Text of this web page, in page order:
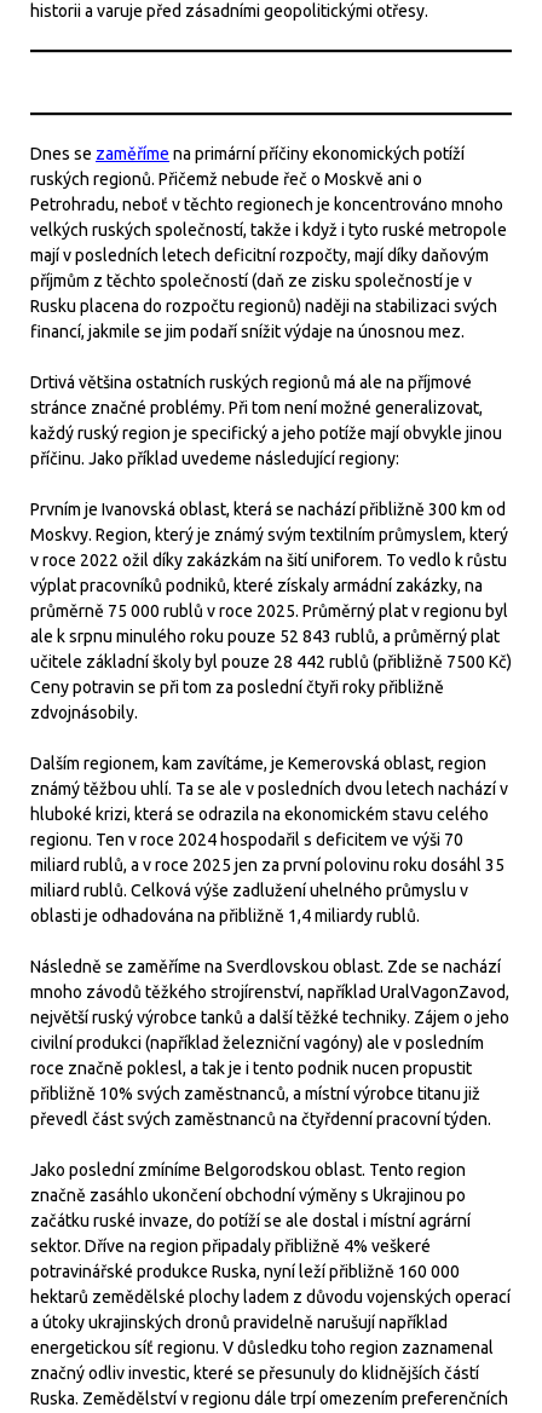
historii a varuje před zásadními geopolitickými otřesy.
Dnes se zaměříme na primární příčiny ekonomických potíží
ruských regionů. Přičemž nebude řeč o Moskvě ani o
Petrohradu, neboť v těchto regionech je koncentrováno mnoho
velkých ruských společností, takže i když i tyto ruské metropole
mají v posledních letech deficitní rozpočty, mají díky daňovým
příjmům z těchto společností (daň ze zisku společností je v
Rusku placena do rozpočtu regionů) naději na stabilizaci svých
financí, jakmile se jim podaří snížit výdaje na únosnou mez.
Drtivá většina ostatních ruských regionů má ale na příjmové
stránce značné problémy. Při tom není možné generalizovat,
každý ruský region je specifický a jeho potíže mají obvykle jinou
příčinu. Jako příklad uvedeme následující regiony:
Prvním je Ivanovská oblast, která se nachází přibližně 300 km od
Moskvy. Region, který je známý svým textilním průmyslem, který
v roce 2022 ožil díky zakázkám na šití uniforem. To vedlo k růstu
výplat pracovníků podniků, které získaly armádní zakázky, na
průměrně 75 000 rublů v roce 2025. Průměrný plat v regionu byl
ale k srpnu minulého roku pouze 52 843 rublů, a průměrný plat
učitele základní školy byl pouze 28 442 rublů (přibližně 7500 Kč)
Ceny potravin se při tom za poslední čtyři roky přibližně
zdvojnásobily.
Dalším regionem, kam zavítáme, je Kemerovská oblast, region
známý těžbou uhlí. Ta se ale v posledních dvou letech nachází v
hluboké krizi, která se odrazila na ekonomickém stavu celého
regionu. Ten v roce 2024 hospodařil s deficitem ve výši 70
miliard rublů, a v roce 2025 jen za první polovinu roku dosáhl 35
miliard rublů. Celková výše zadlužení uhelného průmyslu v
oblasti je odhadována na přibližně 1,4 miliardy rublů.
Následně se zaměříme na Sverdlovskou oblast. Zde se nachází
mnoho závodů těžkého strojírenství, například UralVagonZavod,
největší ruský výrobce tanků a další těžké techniky. Zájem o jeho
civilní produkci (například železniční vagóny) ale v posledním
roce značně poklesl, a tak je i tento podnik nucen propustit
přibližně 10% svých zaměstnanců, a místní výrobce titanu již
převedl část svých zaměstnanců na čtyřdenní pracovní týden.
Jako poslední zmíníme Belgorodskou oblast. Tento region
značně zasáhlo ukončení obchodní výměny s Ukrajinou po
začátku ruské invaze, do potíží se ale dostal i místní agrární
sektor. Dříve na region připadaly přibližně 4% veškeré
potravinářské produkce Ruska, nyní leží přibližně 160 000
hektarů zemědělské plochy ladem z důvodu vojenských operací
a útoky ukrajinských dronů pravidelně narušují například
energetickou síť regionu. V důsledku toho region zaznamenal
značný odliv investic, které se přesunuly do klidnějších částí
Ruska. Zemědělství v regionu dále trpí omezením preferenčních